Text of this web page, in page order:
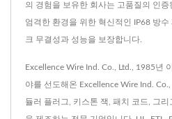
의 경험을 보유한 회사는 고품질의 인증
엄격한 환경을 위한 혁신적인 IP68 방
크 무결성과 성능을 보장합니다.
Excellence Wire Ind. Co., Ltd., 1985년
야를 선도해온 Excellence Wire Ind.
듈러 플러그, 키스톤 잭, 패치 코드, 그